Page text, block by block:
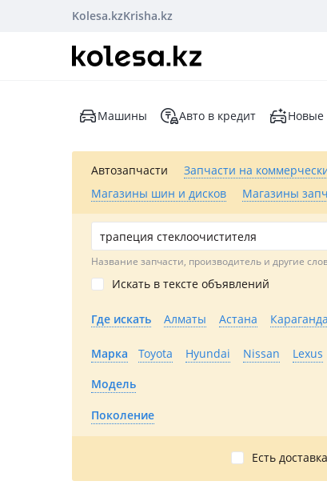
Kolesa.kzKrisha.kz
Машины Авто в кредит Новые
Автозапчасти Запчасти на
Магазины шин и дисков
Магазины
Название запчасти, производитель и другие
Искать в тексте объявлений
Где искать Алматы Астана Караганда
Марка Toyota Hyundai Nissan Lexus
Модель
Поколение
Есть доставка